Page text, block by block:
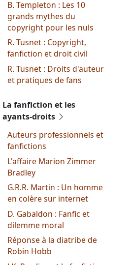
B. Templeton : Les 10
grands mythes du
copyright pour les nuls
R. Tusnet : Copyright,
fanfiction et droit civil
R. Tusnet : Droits d'auteur
et pratiques de fans
La fanfiction et les
ayants-droits
Auteurs professionnels et
fanfictions
L'affaire Marion Zimmer
Bradley
G.R.R. Martin : Un homme
en colère sur internet
D. Gabaldon : Fanfic et
dilemme moral
Réponse à la diatribe de
Robin Hobb